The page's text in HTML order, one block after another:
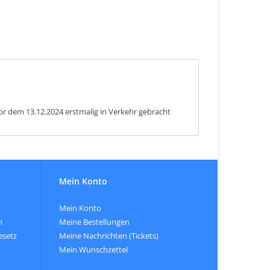
dem 13.12.2024 erstmalig in Verkehr gebracht
Mein Konto
Mein Konto
Meine Bestellungen
Meine Nachrichten (Tickets)
Mein Wunschzettel